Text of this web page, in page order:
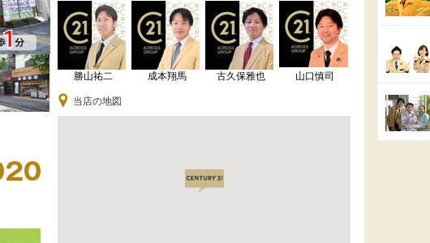
勝山祐二 成本翔馬 古久保雅也 山口慎司
当店の地図